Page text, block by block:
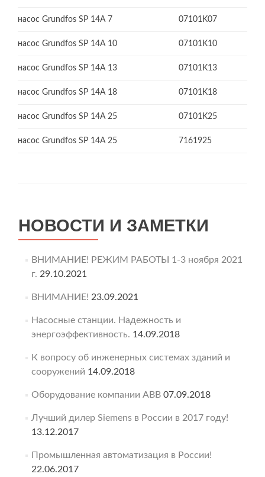
насос Grundfos SP 14A 7 07101K07
насос Grundfos SP 14A 10 07101K10
насос Grundfos SP 14A 13 07101K13
насос Grundfos SP 14A 18 07101K18
насос Grundfos SP 14A 25 07101K25
насос Grundfos SP 14A 25 7161925
НОВОСТИ И ЗАМЕТКИ
ВНИМАНИЕ! РЕЖИМ РАБОТЫ 1-3 ноября 2021
г. 29.10.2021
ВНИМАНИЕ! 23.09.2021
Насосные станции. Надежность и
энергоэффективность. 14.09.2018
К вопросу об инженерных системах зданий и
сооружений 14.09.2018
Оборудование компании ABB 07.09.2018
Лучший дилер Siemens в России в 2017 году!
13.12.2017
Промышленная автоматизация в России!
22.06.2017